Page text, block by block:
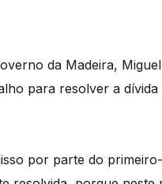
da Madeira,
para resolver a
por parte do